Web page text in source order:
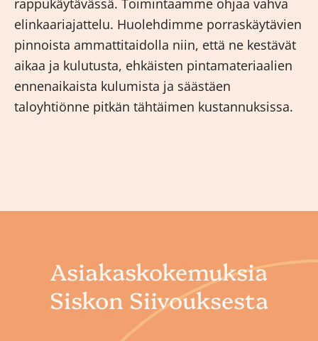
rappukäytävässä. Toimintaamme ohjaa vahva
elinkaariajattelu. Huolehdimme porraskäytävien
pinnoista ammattitaidolla niin, että ne kestävät
aikaa ja kulutusta, ehkäisten pintamateriaalien
ennenaikaista kulumista ja säästäen
taloyhtiönne pitkän tähtäimen kustannuksissa.
Asiakaskokemuksia
Siskon Siivouksesta